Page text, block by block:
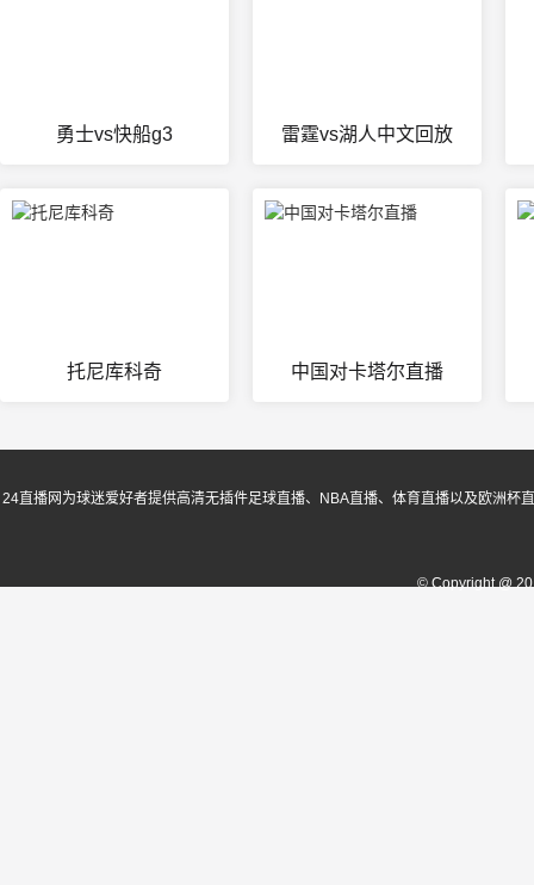
勇士vs快船g3 雷霆vs湖人中文回放
托尼库科奇 中国对卡塔尔直播
24直播网为球迷爱好者提供高清无插件足球直播、NBA直播、体育直播以及欧洲
© Copyright @